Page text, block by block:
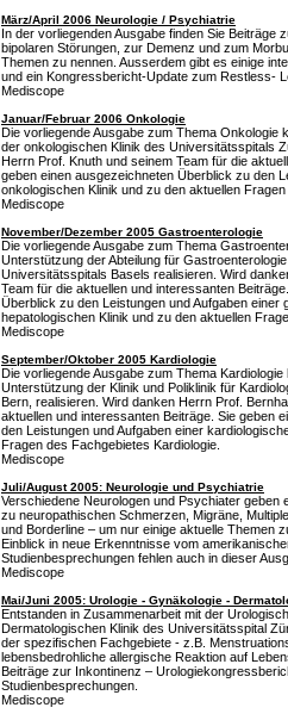
März/April 2006 Neurologie / Psychiatrie
In der vorliegenden Ausgabe finden Sie Beiträge
bipolaren Störungen, zur Demenz und zum
Themen zu nennen. Ausserdem gibt es einige
und ein Kongressbericht-Update zum Restless-
Mediscope
Januar/Februar 2006 Onkologie
Die vorliegende Ausgabe zum Thema Onkologie
der onkologischen Klinik des Universitätsspitals
Herrn Prof. Knuth und seinem Team für die
geben einen ausgezeichneten Überblick zu den
onkologischen Klinik und zu den aktuellen
Mediscope
November/Dezember 2005 Gastroenterologie
Die vorliegende Ausgabe zum Thema
Unterstützung der Abteilung für
Universitätsspitals Basels realisieren. Wird
Team für die aktuellen und interessanten
Überblick zu den Leistungen und Aufgaben einer
hepatologischen Klinik und zu den aktuellen
Mediscope
September/Oktober 2005 Kardiologie
Die vorliegende Ausgabe zum Thema
Unterstützung der Klinik und Poliklinik für
Bern, realisieren. Wird danken Herrn Prof.
aktuellen und interessanten Beiträge. Sie geben
den Leistungen und Aufgaben einer
Fragen des Fachgebietes Kardiologie.
Mediscope
Juli/August 2005: Neurologie und Psychiatrie
Verschiedene Neurologen und Psychiater geben
zu neuropathischen Schmerzen, Migräne,
und Borderline – um nur einige aktuelle Themen
Einblick in neue Erkenntnisse vom
Studienbesprechungen fehlen auch in dieser
Mediscope
Mai/Juni 2005: Urologie - Gynäkologie -
Entstanden in Zusammenarbeit mit der
Dermatologischen Klinik des Universitätsspital
der spezifischen Fachgebiete - z.B.
lebensbedrohliche allergische Reaktion auf
Beiträge zur Inkontinenz –
Studienbesprechungen.
Mediscope